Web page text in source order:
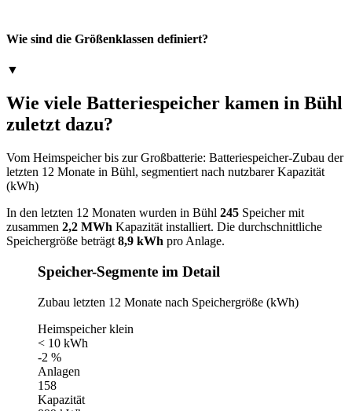
Wie sind die Größenklassen definiert?
▼
Wie viele Batteriespeicher kamen in Bühl
zuletzt dazu?
Vom Heimspeicher bis zur Großbatterie: Batteriespeicher-Zubau der
letzten 12 Monate in Bühl, segmentiert nach nutzbarer Kapazität
(kWh)
In den letzten 12 Monaten wurden in Bühl 245 Speicher mit
zusammen 2,2 MWh Kapazität installiert. Die durchschnittliche
Speichergröße beträgt 8,9 kWh pro Anlage.
Speicher-Segmente im Detail
Zubau letzten 12 Monate nach Speichergröße (kWh)
Heimspeicher klein
< 10 kWh
-2 %
Anlagen
158
Kapazität